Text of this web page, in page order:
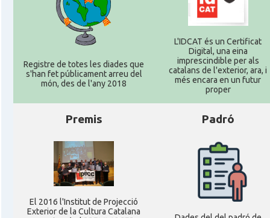
Registre de totes les diades que
s'han fet públicament arreu del
món, des de l'any 2018
L'IDCAT és un Certificat
Digital, una eina
imprescindible per als
catalans de l'exterior, ara, i
més encara en un futur
proper
Premis
El 2016 l'Institut de Projecció
Exterior de la Cultura Catalana
Padró